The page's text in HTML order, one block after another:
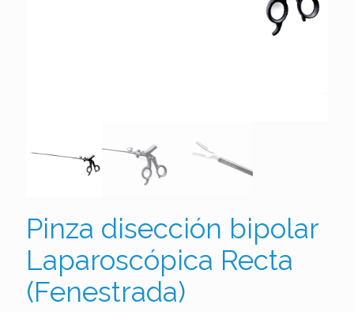
Pinza disección bipolar
Laparoscópica Recta
(Fenestrada)